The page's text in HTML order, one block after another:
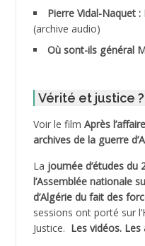
ADDANE
ADDECHE Rachid
ADELIOUAT Vve AIT
ADJANI Khaled
ADJAOUT
ADNI Mohamed Akli
ADOUL Arab *
Pierre Vidal-Naquet
(archive audio)
Où sont-ils général
Vérité et justice ?
Voir le film Après
archives de la guerre
La journée d’études du
l’Assemblée nationale
d’Algérie du fait des
sessions ont porté sur
Justice. Les vidéos. Les